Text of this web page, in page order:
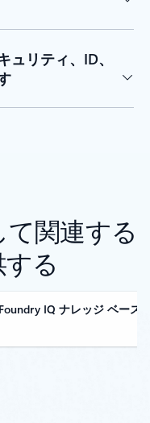
リティ、ID、
関連する
る
Foundry IQ ナレッジ ベース